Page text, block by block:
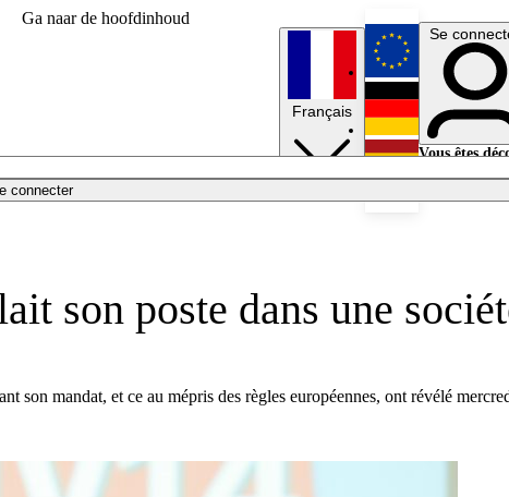
Ga naar de hoofdinhoud
connecter
Français
English
Deutsch
Se
Vous êtes
son poste dans une
son mandat, et ce au mépris des règles européennes, ont révélé